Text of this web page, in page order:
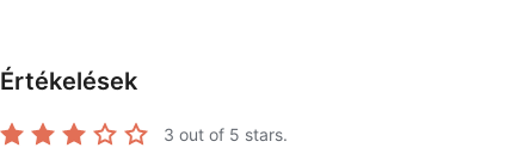
Értékelések
3 out of 5 stars.